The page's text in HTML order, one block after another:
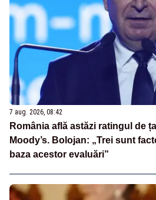
7 aug. 2026, 08:42
România află astăzi ratingul de
Moody’s. Bolojan: „Trei sunt
baza acestor evaluări”